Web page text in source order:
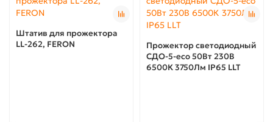
Штатив для прожектора
LL-262, FERON
Прожектор светодиодный
СДО-5-eco 50Вт 230В
6500К 3750Лм IP65 LLT